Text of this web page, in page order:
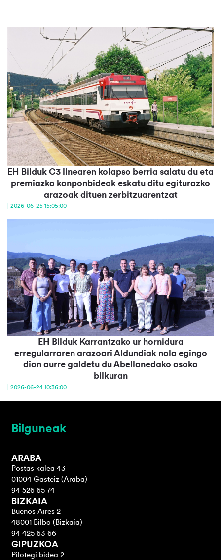
EH Bilduk C3 linearen kolapso berria salatu du eta
premiazko konponbideak eskatu ditu egiturazko
arazoak dituen zerbitzuarentzat
| 2026-06-25 15:05:00
EH Bilduk Karrantzako ur hornidura
erregularraren arazoari Aldundiak nola egingo
dion aurre galdetu du Abellanedako osoko
bilkuran
| 2026-06-24 10:36:00
Bilguneak
ARABA
Postas kalea 43
01004 Gasteiz (Araba)
94 526 65 74
BIZKAIA
Buenos Aires 2
48001 Bilbo (Bizkaia)
94 425 63 66
GIPUZKOA
Pilotegi bidea 2